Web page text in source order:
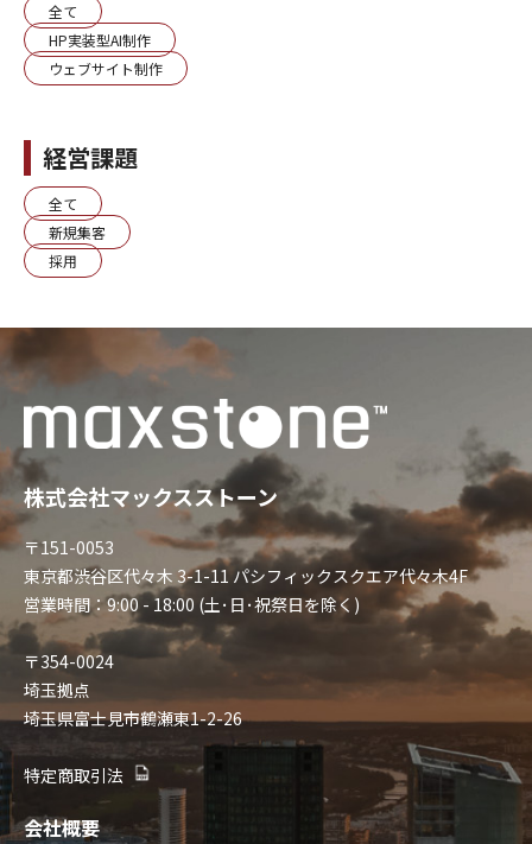
全て
HP実装型AI制作
ウェブサイト制作
経営課題
全て
新規集客
採用
株式会社マックスストーン
〒151-0053
東京都渋谷区代々木 3-1-11 パシフィックスクエア代々木4F
営業時間：9:00 - 18:00 (土･日･祝祭日を除く)
〒354-0024
埼玉拠点
埼玉県富士見市鶴瀬東1-2-26
特定商取引法
会社概要